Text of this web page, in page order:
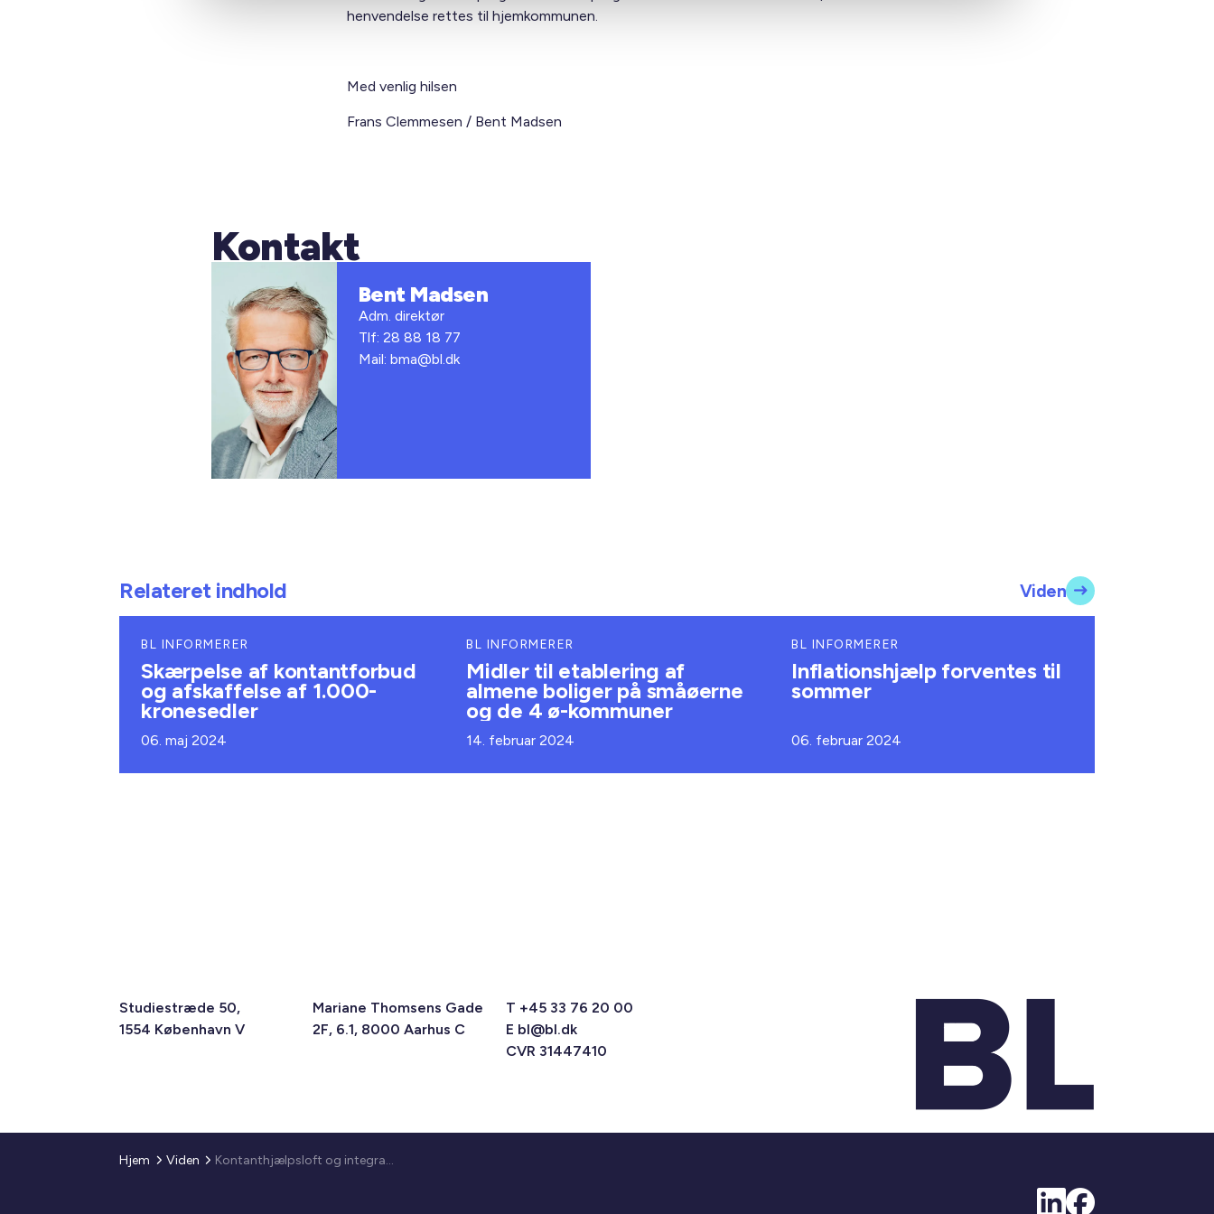
henvendelse rettes til hjemkommunen.
Med venlig hilsen
Frans Clemmesen / Bent Madsen
Kontakt
Bent Madsen
Adm. direktør
Tlf: 28 88 18 77
Mail: bma@bl.dk
Relateret indhold Viden
BL INFORMERER
Skærpelse af kontantforbud
og afskaffelse af 1.000-
kronesedler
06. maj 2024
BL INFORMERER
Midler til etablering af
almene boliger på småøerne
og de 4 ø-kommuner
14. februar 2024
BL INFORMERER
Inflationshjælp forventes til
sommer
06. februar 2024
Studiestræde 50,
1554 København V
Mariane Thomsens Gade
2F, 6.1, 8000 Aarhus C
T +45 33 76 20 00
E bl@bl.dk
CVR 31447410
Hjem Viden Kontanthjælpsloft og integrationsydelse